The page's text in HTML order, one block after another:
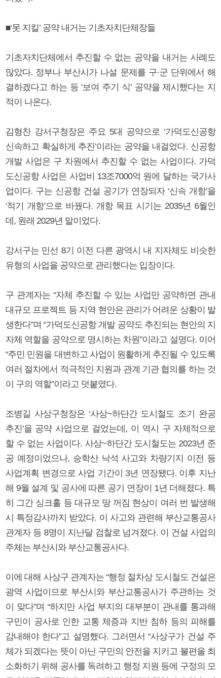
■‘못 지킬’ 공약 내거는 기초자치단체장들
기초자치단체에서 추진할 수 없는 공약을 내거는 사례도
많았다. 정부나 부산시가 나설 문제를 구·군 단위에서 해
결하겠다고 하는 등 ‘보여 주기 식’ 공약을 제시했다는 지
적이 나온다.
김형찬 강서구청장은 주요 5대 공약으로 ‘가덕도신공항
신속하고 확실하게 추진’이라는 공약을 내걸었다. 신공항
개발 사업은 구 차원에서 추진할 수 없는 사업이다. 가덕
도신공항 사업은 사업비 13조7000억 원에 달하는 국가사
업이다. 구는 신공항 건설 공기가 연장되자 ‘신속 개항’을
‘적기 개항’으로 바꿨다. 개항 목표 시기는 2035년 6월인
데, 원래 2029년 말이었다.
강서구는 민선 8기 이전 다른 광역시 내 지자체도 비슷한
유형의 사업을 공약으로 관리했다는 입장이다.
구 관계자는 “자체 추진할 수 있는 사업만 공약하면 관내
대규모 프로젝트 등 지역 현안은 관리가 어려운 상황이 발
생한다”며 “가덕도신공항 개발 공약도 추진되는 현안의 지
자체 역할을 공약으로 명시하는 차원”이라고 설명다. 이어
“주민 민원을 대변하고 사업이 원활하게 추진될 수 있도록
여러 절차에서 적극적인 지원과 관계 기관 협의를 하는 것
이 구의 역할”이라고 덧붙였다.
조병길 사상구청장은 ‘사상~하단간 도시철도 조기 완공
추진’을 공약 사업으로 걸었는데, 이 역시 구 자체적으로
할 수 없는 사업이다. 사상~하단간 도시철도는 2023년 준
공 예정이었으나, 승학산 낙석 사고와 차량기지 이전 등
사업계획 변경으로 사업 기간이 3년 연장됐다. 이후 지난
해 9월 설계 및 공사에 따른 공기 연장이 1년 더해졌다. 특
히 그간 싱크홀 등 대규모 땅 꺼짐 현상이 여러 번 발생해
시 특정감사까지 받았다. 이 사고와 관련해 부산교통공사
관계자 등 8명이 지난달 검찰로 넘겨졌다. 이 건설 사업의
주체는 부산시와 부산교통공사다.
이에 대해 사상구 관계자는 “행정 절차상 도시철도 건설은
광역 사업이므로 부산시와 부산교통공사가 주관하는 것
이 맞다”며 “하지만 사업 부지의 대부분이 관내를 통과해
구민이 공사로 인한 교통 체증과 지반 침하 등의 피해를
감내해야 한다”고 설명했다. 그러면서 “사상구가 건설 주
체가 되겠다는 뜻이 아닌 구민의 안전을 지키고 불편을 최
소화하기 위해 공사를 독려하고 행정 지원 등에 구정의 모